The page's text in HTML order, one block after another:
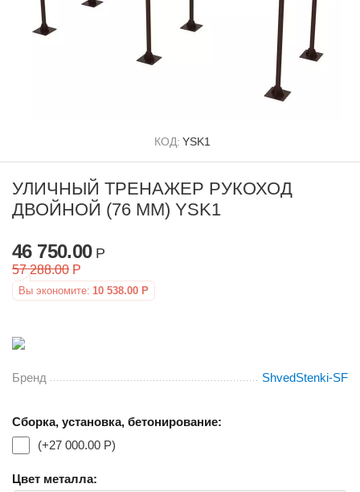
КОД: YSK1
УЛИЧНЫЙ ТРЕНАЖЕР РУКОХОД
ДВОЙНОЙ (76 ММ) YSK1
46 750.00 Р
57 288.00 Р
Вы экономите: 10 538.00 Р
Бренд ShvedStenki-SF
Сборка, установка, бетонирование:
(+27 000.00 Р)
Цвет металла: